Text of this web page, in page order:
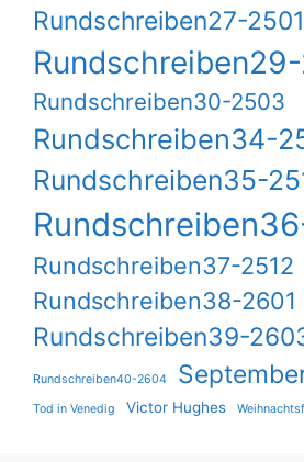
Rundschreiben27-2501
Rundschreiben30-2503
Rundschreiben34-
Rundschreiben35-
Rundschreiben37-2512
Rundschreiben38-2601
Rundschreiben39-
Rundschreiben40-2604
Tod in Venedig Victor Hughes